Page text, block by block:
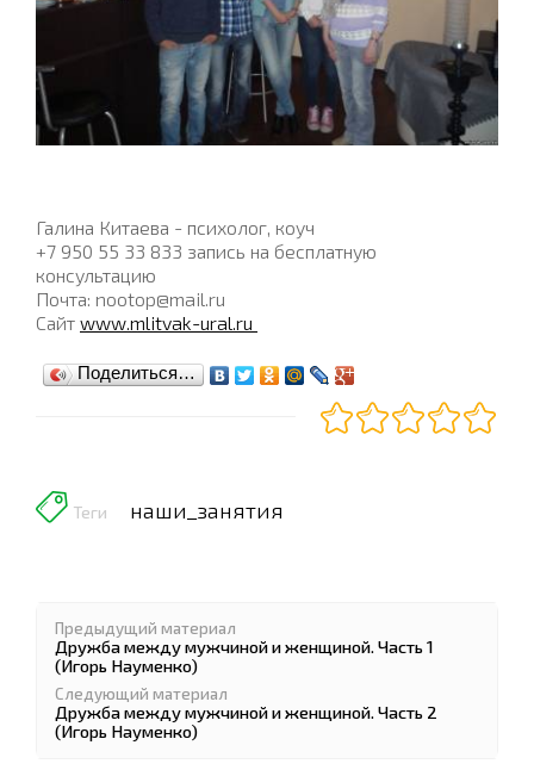
Галина Китаева - психолог, коуч
+7 950 55 33 833 запись на бесплатную
консультацию
Почта: nootop@mail.ru
Сайт www.mlitvak-ural.ru
Поделиться…
Теги наши_занятия
Предыдущий материал
Дружба между мужчиной и женщиной. Часть 1
(Игорь Науменко)
Следующий материал
Дружба между мужчиной и женщиной. Часть 2
(Игорь Науменко)